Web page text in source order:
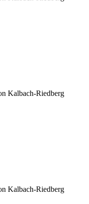
Kalbach-Riedberg
Kalbach-Riedberg